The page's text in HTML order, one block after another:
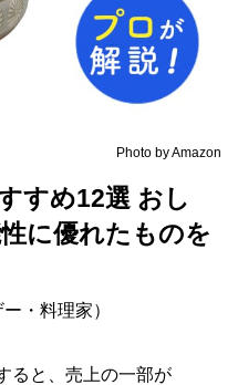
Photo by Amazon
すめ12選 おし
に優れたものを
・料理家）
ると、売上の一部が